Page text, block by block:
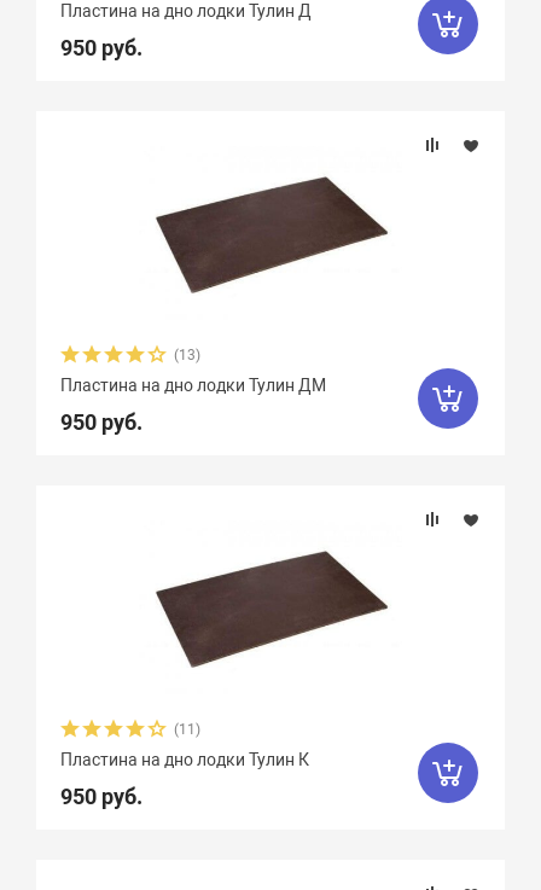
Пластина на дно лодки Тулин Д
950 руб.
(13)
Пластина на дно лодки Тулин ДМ
950 руб.
(11)
Пластина на дно лодки Тулин К
950 руб.